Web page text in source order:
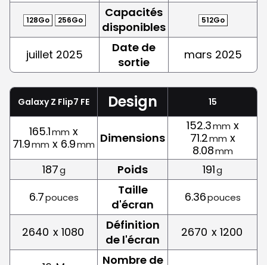
128Go 256Go
Capacités
disponibles
512Go
juillet 2025
Date de
sortie
mars 2025
Galaxy Z Flip7 FE Design 15
165.1mm x
71.9mm x 6.9mm Dimensions
152.3mm x
71.2mm x
8.08mm
187g Poids 191g
6.7pouces
Taille
d'écran
6.36pouces
2640 x 1080
Définition
de l'écran
2670 x 1200
Nombre de